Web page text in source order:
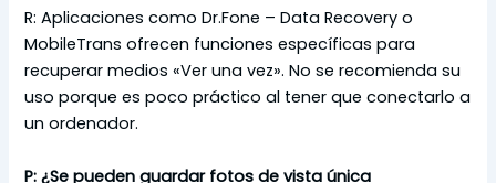
R: Aplicaciones como Dr.Fone – Data Recovery o
MobileTrans ofrecen funciones específicas para
recuperar medios «Ver una vez». No se recomienda su
uso porque es poco práctico al tener que conectarlo a
un ordenador.
P: ¿Se pueden guardar fotos de vista única